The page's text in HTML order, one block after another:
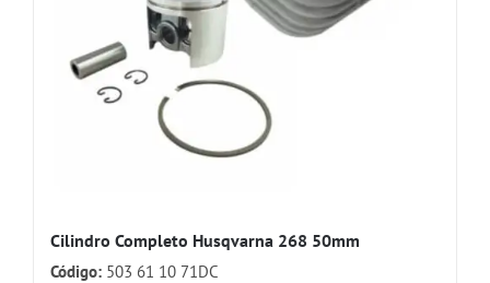
Cilindro Completo Husqvarna 268 50mm
Código: 503 61 10 71DC